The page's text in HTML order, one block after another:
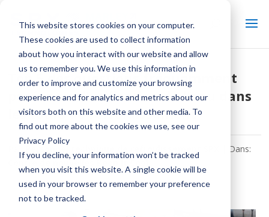
This website stores cookies on your computer.
These cookies are used to collect information
about how you interact with our website and allow
us to remember you. We use this information in
order to improve and customize your browsing
experience and for analytics and metrics about our
visitors both on this website and other media. To
find out more about the cookies we use, see our
Privacy Policy
If you decline, your information won’t be tracked
when you visit this website. A single cookie will be
used in your browser to remember your preference
not to be tracked.
Top 5 des questions fréquemment
posées sur l'utilisation de l'eau dans
les tours de refroidissement
Personnel technique de refroidissement SPX
| Dans:
Centre de nouvelles Keep It Cool